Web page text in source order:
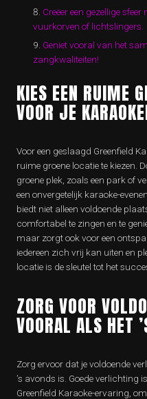
Creëer een gezellige
vuurkorven of lichtslingers.
Geniet vooral van het
zangkwaliteiten!
KIES EEN RUIME
VOOR JE
Voor een geslaagd Greenfield
ruime groene locatie te kiezen.
groene plek, zoals een park of
een onvergetelijk karaoke-
biedt niet alleen voldoende
comfortabel te zingen en te
maar zorgt ook voor een
iedereen zich vrij kan uiten en
locatie is de sleutel tot het
ZORG VOOR
VOORAL ALS HET
Zorg ervoor dat je voldoende
’s avonds is. Goede verlichting
Greenfield Karaoke-ervaring,